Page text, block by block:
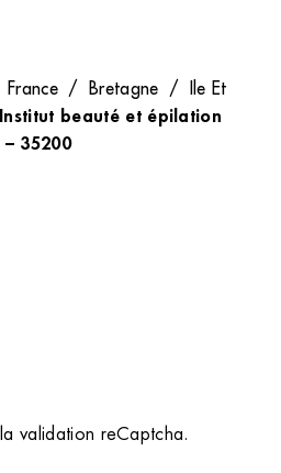
France / Bretagne / Ile Et
Institut beauté et épilation
– 35200
validation reCaptcha.